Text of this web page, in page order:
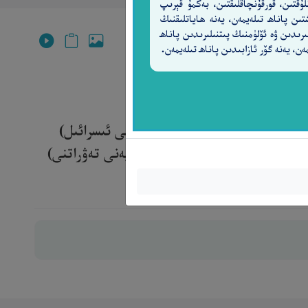
قورقۇنچاقلىقتىن، بەكمۇ قېرىپ
پاناھ تىلەيمەن، يەنە ھاياتلىقنىڭ
ۋە ئۆلۈمنىڭ پىتنىلىرىدىن پاناھ
يەنە گۆر ئازابىدىن پاناھ تىلەيمەن.
يَتَذَكَّرُونَ
كېيىن، كىشىلەر (يەنى بەنى ئىسرائىل)
ئالسۇن دەپ، مۇساغا كىتابنى (يەنى تەۋراتنى)